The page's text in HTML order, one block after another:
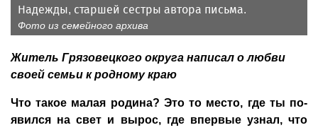
Надежды, старшей сестры автора письма.
Фото из семейного архива
Житель Грязовецкого округа написал о любви
своей семьи к родному краю
Что такое малая родина? Это то место, где ты по­
явился на свет и вырос, где впервые узнал, что